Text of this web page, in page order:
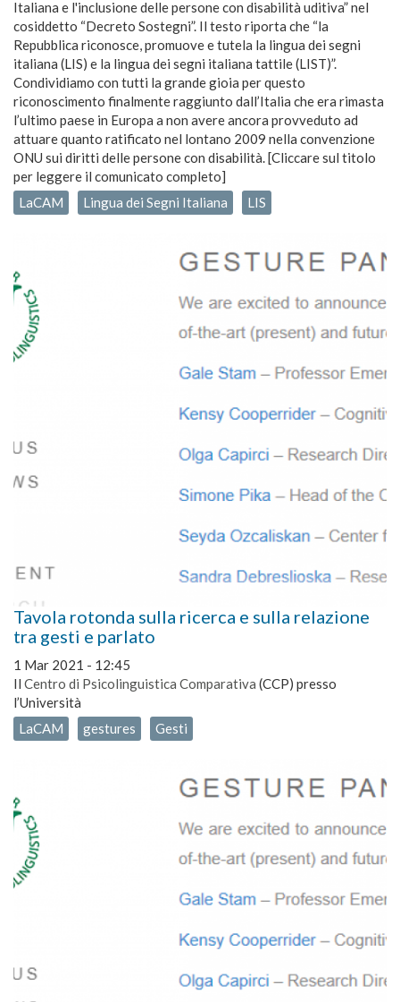
Italiana e l'inclusione delle persone con disabilità uditiva” nel
cosiddetto “Decreto Sostegni”. Il testo riporta che “la
Repubblica riconosce, promuove e tutela la lingua dei segni
italiana (LIS) e la lingua dei segni italiana tattile (LIST)”.
Condividiamo con tutti la grande gioia per questo
riconoscimento finalmente raggiunto dall’Italia che era rimasta
l’ultimo paese in Europa a non avere ancora provveduto ad
attuare quanto ratificato nel lontano 2009 nella convenzione
ONU sui diritti delle persone con disabilità. [Cliccare sul titolo
per leggere il comunicato completo]
LaCAM
Lingua dei Segni Italiana LIS
Tavola rotonda sulla ricerca e sulla relazione
tra gesti e parlato
1 Mar 2021 - 12:45
Il Centro di Psicolinguistica Comparativa (CCP) presso
l’Università
LaCAM
gestures Gesti